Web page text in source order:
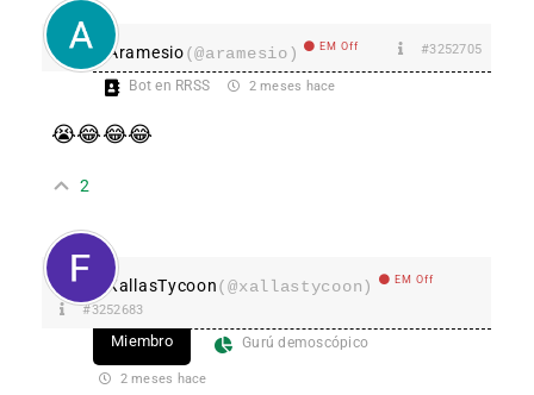
Aramesio(@aramesio) EM Off #3252705
Bot en RRSS 2 meses hace
😭😂😂😂
2
XallasTycoon(@xallastycoon) EM Off
#3252683
Miembro Gurú demoscópico
2 meses hace